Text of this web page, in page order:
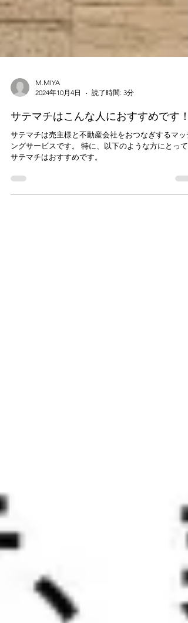
2024年10月4日
読了時間: 3分
サテマチはこんな人におすすめです！
サテマチは売主様と不動産会社をおつなぎするマッ
サテマチはおすすめです。